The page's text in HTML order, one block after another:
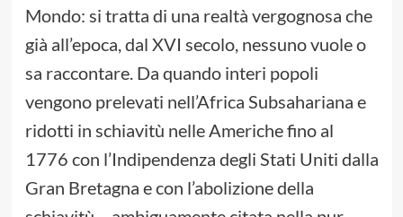
Mondo: si tratta di una realtà vergognosa che
già all’epoca, dal XVI secolo, nessuno vuole o
sa raccontare. Da quando interi popoli
vengono prelevati nell’Africa Subsahariana e
ridotti in schiavitù nelle Americhe fino al
1776 con l’Indipendenza degli Stati Uniti dalla
Gran Bretagna e con l’abolizione della